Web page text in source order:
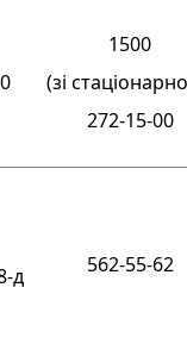
1500
(зі
272-15-00
д
562-55-62